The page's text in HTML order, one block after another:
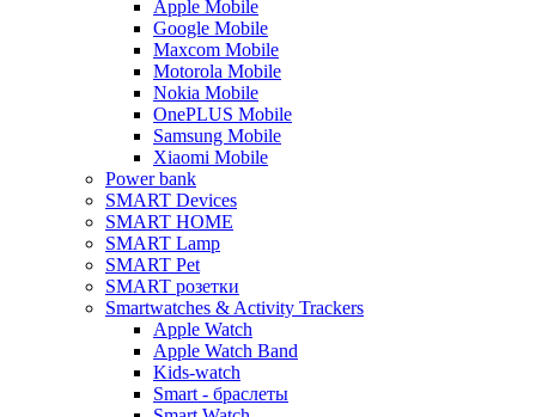
Apple Mobile
Google Mobile
Maxcom Mobile
Motorola Mobile
Nokia Mobile
OnePLUS Mobile
Samsung Mobile
Xiaomi Mobile
Power bank
SMART Devices
SMART HOME
SMART Lamp
SMART Pet
SMART розетки
Smartwatches & Activity Trackers
Apple Watch
Apple Watch Band
Kids-watch
Smart - браслеты